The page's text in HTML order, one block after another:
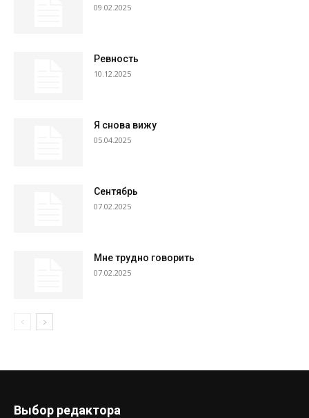
09.02.2025
Ревность
10.12.2025
Я снова вижу
05.04.2025
Сентябрь
07.02.2025
Мне трудно говорить
07.02.2025
Выбор редактора